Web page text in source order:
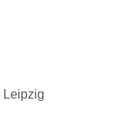
Leipzig